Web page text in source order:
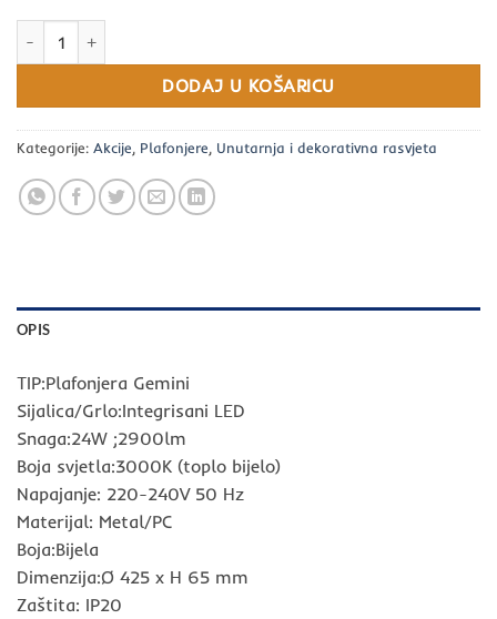
DODAJ U KOŠARICU
Kategorije: Akcije, Plafonjere, Unutarnja i dekorativna rasvjeta
OPIS
TIP:Plafonjera Gemini
Sijalica/Grlo:Integrisani LED
Snaga:24W ;2900lm
Boja svjetla:3000K (toplo bijelo)
Napajanje: 220-240V 50 Hz
Materijal: Metal/PC
Boja:Bijela
Dimenzija:Ø 425 x H 65 mm
Zaštita: IP20